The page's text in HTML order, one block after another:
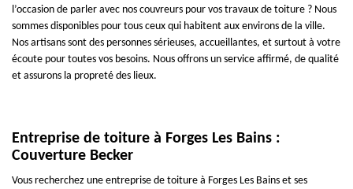
l’occasion de parler avec nos couvreurs pour vos travaux de toiture ? Nous
sommes disponibles pour tous ceux qui habitent aux environs de la ville.
Nos artisans sont des personnes sérieuses, accueillantes, et surtout à votre
écoute pour toutes vos besoins. Nous offrons un service affirmé, de qualité
et assurons la propreté des lieux.
Entreprise de toiture à Forges Les Bains :
Couverture Becker
Vous recherchez une entreprise de toiture à Forges Les Bains et ses